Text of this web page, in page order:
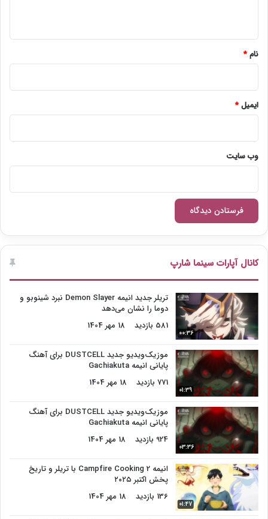
نام*
ایمیل*
وب‌ سایت
کانال آپارات سینما شارپ
00:36
تریلر جدید انیمه Demon Slayer نبرد شینوبو و
دوما را نشان می‌دهد
581 بازدید
18 مهر 1404
01:39
موزیک‌ویدیو جدید DUSTCELL برای آهنگ
پایانی انیمه Gachiakuta
771 بازدید
18 مهر 1404
03:36
موزیک‌ویدیو جدید DUSTCELL برای آهنگ
پایانی انیمه Gachiakuta
924 بازدید
18 مهر 1404
01:47
انیمه Campfire Cooking 2 با تریلر و تاریخ
پخش اکتبر ۲۰۲۵
136 بازدید
18 مهر 1404